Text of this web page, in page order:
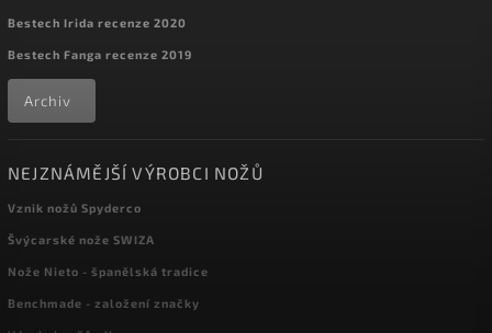
Bestech Irida recenze 2020
Bestech Fanga recenze 2019
Archiv
NEJZNÁMĚJŠÍ VÝROBCI NOŽŮ
Vznik nožů Spyderco
Švýcarské nože SWIZA
Nože Nieto - španělská tradice
Benchmade - založení značky